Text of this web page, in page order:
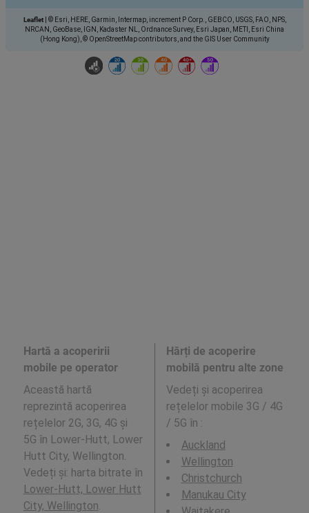
Leaflet
© Esri, HERE, Garmin, Intermap, increment P Corp., GEBCO, USGS, FAO, NPS,
NRCAN, GeoBase, IGN, Kadaster NL, Ordnance Survey, Esri Japan, METI, Esri China
(Hong Kong), © OpenStreetMap contributors, and the GIS User Community
Hartă a acoperirii
mobile pe operator
Această hartă
reprezintă acoperirea
rețelelor 2G, 3G, 4G și
5G în Lower-Hutt, Lower
Hutt City, Wellington.
Vedeți și: harta bitrate în
Lower-Hutt, Lower Hutt
City, Wellington
Hărți de acoperire
mobilă pentru alte zone
Vedeți și acoperirea
rețelelor mobile 3G / 4G
/ 5G în :
Auckland
Wellington
Christchurch
Manukau City